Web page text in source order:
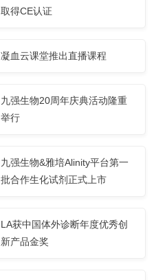
取得CE认证
凝血云课堂推出直播课程
九强生物20周年庆典活动隆重
举行
九强生物&雅培Alinity平台第一
批合作生化试剂正式上市
LA获中国体外诊断年度优秀创
新产品金奖